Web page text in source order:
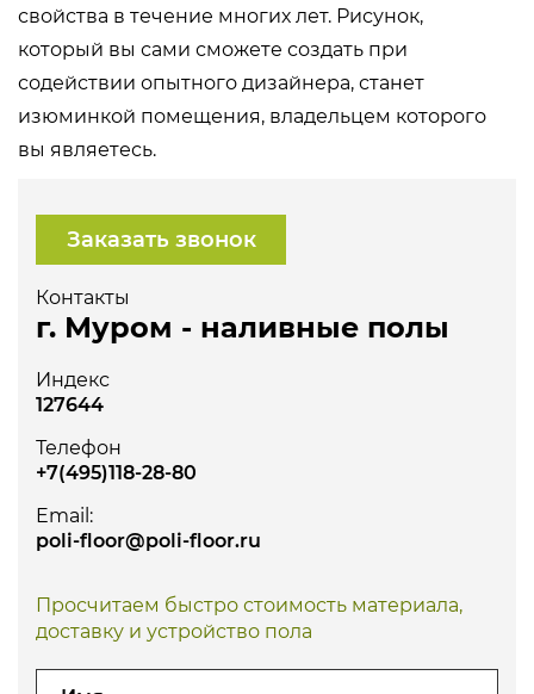
свойства в течение многих лет. Рисунок,
который вы сами сможете создать при
содействии опытного дизайнера, станет
изюминкой помещения, владельцем которого
вы являетесь.
Контакты
г. Муром - наливные полы
Заказать звонок
Индекс
127644
Телефон
+7(495)118-28-80
Email:
poli-floor@poli-floor.ru
Просчитаем быстро стоимость материала,
доставку и устройство пола